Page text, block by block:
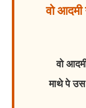
वो
वो
माथे पे